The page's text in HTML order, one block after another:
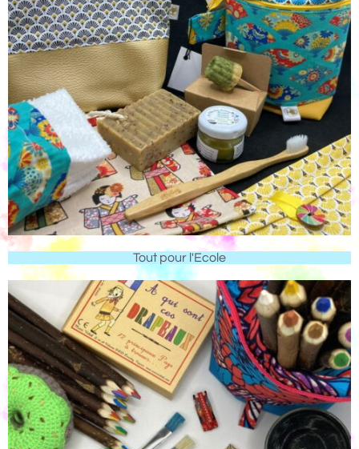
Tout pour l'Ecole